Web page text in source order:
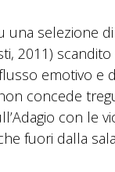
selezione
2011)
emotivo e
concede
con le
fuori dalla